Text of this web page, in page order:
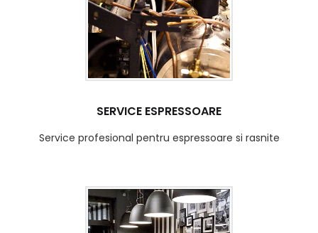
SERVICE ESPRESSOARE
Service profesional pentru espressoare si rasnite